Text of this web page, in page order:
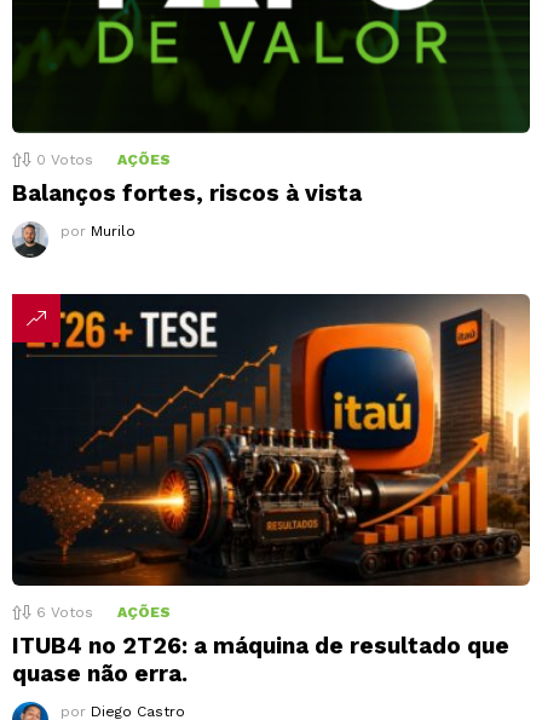
0 Votos AÇÕES
Balanços fortes, riscos à vista
por Murilo
6 Votos AÇÕES
ITUB4 no 2T26: a máquina de resultado que
quase não erra.
por Diego Castro